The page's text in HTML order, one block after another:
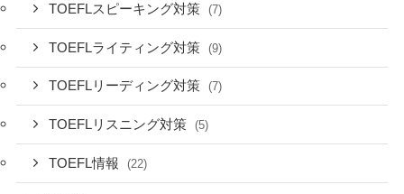
TOEFLスピーキング対策 (7)
TOEFLライティング対策 (9)
TOEFLリーディング対策 (7)
TOEFLリスニング対策 (5)
TOEFL情報 (22)